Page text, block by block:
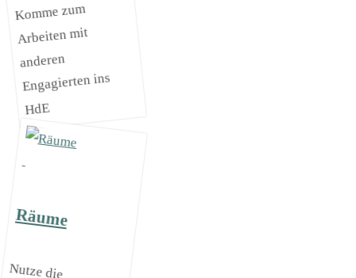
Komme zum
Arbeiten mit
anderen
Engagierten ins
HdE
Räume
Nutze die
Meetingräume für
eure Treffen oder